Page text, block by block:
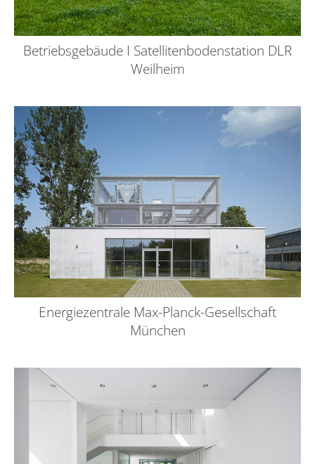
Betriebsgebäude I Satellitenbodenstation DLR
Weilheim
Energiezentrale Max-Planck-Gesellschaft
München